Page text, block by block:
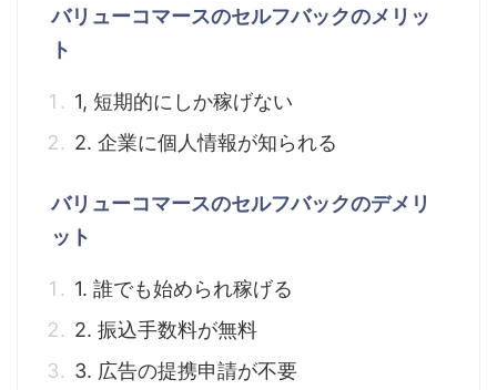
バリューコマースのセルフバックのメリッ
ト
1, 短期的にしか稼げない
2. 企業に個人情報が知られる
バリューコマースのセルフバックのデメリ
ット
1. 誰でも始められ稼げる
2. 振込手数料が無料
3. 広告の提携申請が不要